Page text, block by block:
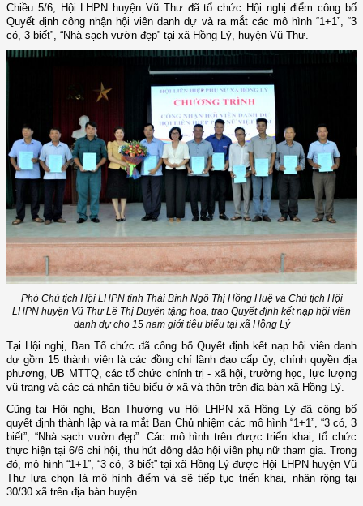
Chiều 5/6, Hội LHPN huyện Vũ Thư đã tổ chức Hội nghị điểm công bố
Quyết định công nhận hội viên danh dự và ra mắt các mô hình “1+1”, “3
có, 3 biết”, “Nhà sạch vườn đẹp” tại xã Hồng Lý, huyện Vũ Thư.
Phó Chủ tịch Hội LHPN tỉnh Thái Bình Ngô Thị Hồng Huệ và Chủ tịch Hội
LHPN huyện Vũ Thư Lê Thị Duyên tặng hoa, trao Quyết định kết nạp hội viên
danh dự cho 15 nam giới tiêu biểu tại xã Hồng Lý
Tại Hội nghị, Ban Tổ chức đã công bố Quyết định kết nạp hội viên danh
dự gồm 15 thành viên là các đồng chí lãnh đạo cấp ủy, chính quyền địa
phương, UB MTTQ, các tổ chức chính trị - xã hội, trường học, lực lượng
vũ trang và các cá nhân tiêu biểu ở xã và thôn trên địa bàn xã Hồng Lý.
Cũng tại Hội nghị, Ban Thường vụ Hội LHPN xã Hồng Lý đã công bố
quyết định thành lập và ra mắt Ban Chủ nhiệm các mô hình “1+1”, “3 có, 3
biết”, “Nhà sạch vườn đẹp”. Các mô hình trên được triển khai, tổ chức
thực hiện tại 6/6 chi hội, thu hút đông đảo hội viên phụ nữ tham gia. Trong
đó, mô hình “1+1”, “3 có, 3 biết” tại xã Hồng Lý được Hội LHPN huyện Vũ
Thư lựa chọn là mô hình điểm và sẽ tiếp tục triển khai, nhân rộng tại
30/30 xã trên địa bàn huyện.